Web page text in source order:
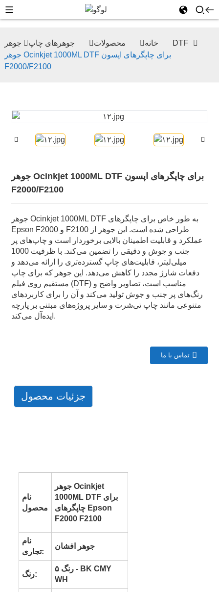
خانه محصولات جوهرهای چاپ
جوهر DTF
جوهر Ocinkjet 1000ML DTF برای چاپگرهای اپسون
F2000/F2100
جوهر Ocinkjet 1000ML DTF برای چاپگرهای اپسون
F2000/F2100
جوهر Ocinkjet 1000ML DTF به طور خاص برای چاپگرهای
Epson F2000 و F2100 طراحی شده است. این جوهر از
عملکرد و قابلیت اطمینان بالایی برخوردار است و چاپ‌های پر
جنب و جوش و دقیقی را تضمین می‌کند. با ظرفیت 1000
میلی‌لیتر، قابلیت‌های چاپ گسترده‌تری را ارائه می‌دهد و
دفعات شارژ مجدد را کاهش می‌دهد. این جوهر که برای چاپ
مستقیم روی فیلم (DTF) مناسب است، تصاویر واضح و
رنگ‌های پر جنب و جوش تولید می‌کند و آن را برای کاربردهای
متنوعی مانند چاپ تی‌شرت و سایر پروژه‌های مبتنی بر پارچه
ایده‌آل می‌کند.
تماس با ما
جزئیات محصول
نام
محصول
جوهر Ocinkjet
1000ML DTF برای
چاپگرهای Epson
F2000 F2100
نام
تجاری:
جوهر افشان
رنگ:
۵ رنگ - BK CMY
WH